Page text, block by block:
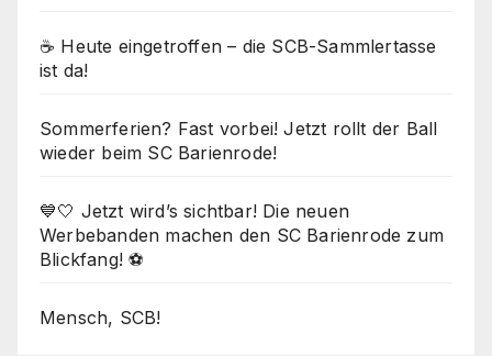
☕ Heute eingetroffen – die SCB-Sammlertasse
ist da!
Sommerferien? Fast vorbei! Jetzt rollt der Ball
wieder beim SC Barienrode!
💙🤍 Jetzt wird’s sichtbar! Die neuen
Werbebanden machen den SC Barienrode zum
Blickfang! ⚽
Mensch, SCB!